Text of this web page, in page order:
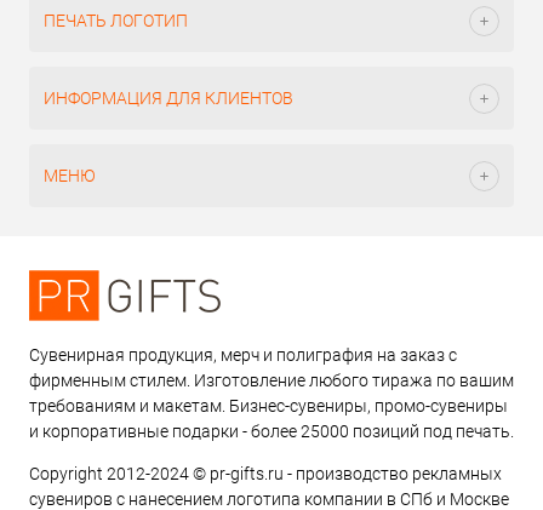
ПЕЧАТЬ ЛОГОТИП
ИНФОРМАЦИЯ ДЛЯ КЛИЕНТОВ
МЕНЮ
Сувенирная продукция, мерч и полиграфия на заказ с
фирменным стилем. Изготовление любого тиража по вашим
требованиям и макетам. Бизнес-сувениры, промо-сувениры
и корпоративные подарки - более 25000 позиций под печать.
Copyright 2012-2024 © pr-gifts.ru - производство рекламных
сувениров с нанесением логотипа компании в СПб и Москве